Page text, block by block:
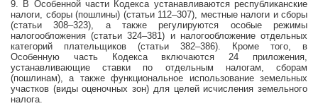
9. В Особенной части Кодекса устанавливаются республиканские
налоги, сборы (пошлины) (статьи 112–307), местные налоги и сборы
(статьи 308–323), а также регулируются особые режимы
налогообложения (статьи 324–381) и налогообложение отдельных
категорий плательщиков (статьи 382–386). Кроме того, в
Особенную часть Кодекса включаются 24 приложения,
устанавливающие ставки по отдельным налогам, сборам
(пошлинам), а также функциональное использование земельных
участков (виды оценочных зон) для целей исчисления земельного
налога.